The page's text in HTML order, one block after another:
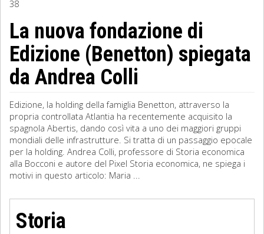
Sociologia
Filosofia
Storia
Matematica
Diritto
38
La nuova fondazione di
Edizione (Benetton) spiegata
da Andrea Colli
Edizione, la holding della famiglia Benetton, attraverso la
propria controllata Atlantia ha recentemente acquisito la
spagnola Abertis, dando così vita a uno dei maggiori gruppi
mondiali delle infrastrutture. Si tratta di un passaggio epocale
per la holding. Andrea Colli, professore di Storia economica
alla Bocconi e autore del Pixel Storia economica, ne spiega i
motivi in questo articolo: Maria ...
Storia